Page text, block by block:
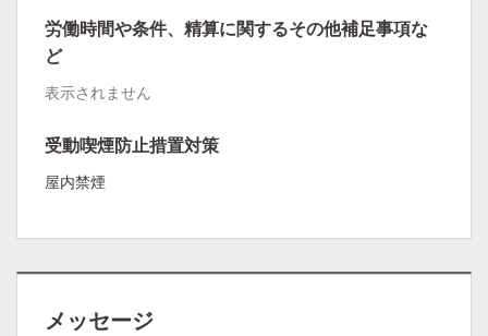
労働時間や条件、精算に関するその他補足事項な
ど
表示されません
受動喫煙防止措置対策
屋内禁煙
メッセージ